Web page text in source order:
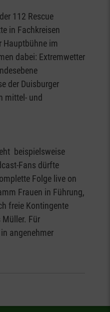
112 Rescue
in Fachkreisen
Hauptbühne im
dabei: Extremwetter
der Duisburger
mittel- und
beispielsweise
Fans dürfte
Folge live on
Frauen in Führung,
freie Kontingente
Für
angenehmer